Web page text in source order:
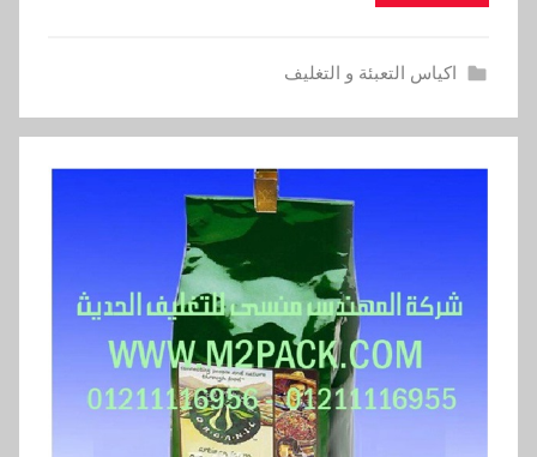
اكياس التعبئة و التغليف